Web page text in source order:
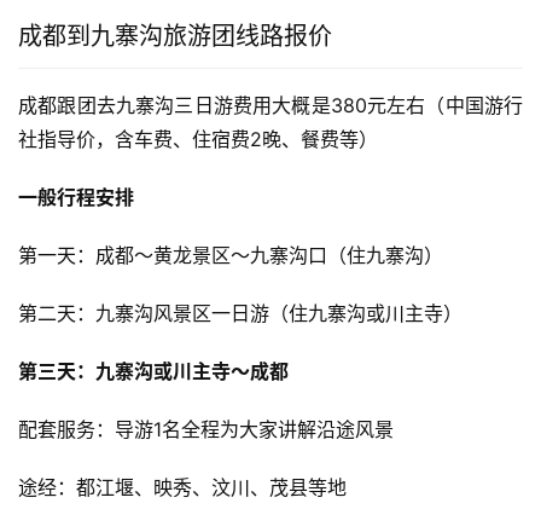
成都到九寨沟旅游团线路报价
成都跟团去九寨沟三日游费用大概是380元左右（中国游行
社指导价，含车费、住宿费2晚、餐费等）
一般行程安排
第一天：成都～黄龙景区～九寨沟口（住九寨沟）
第二天：九寨沟风景区一日游（住九寨沟或川主寺）
第三天：九寨沟或川主寺～成都
配套服务：导游1名全程为大家讲解沿途风景
途经：都江堰、映秀、汶川、茂县等地